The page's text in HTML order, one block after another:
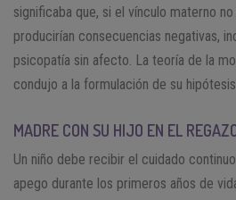
significaba que, si el vínculo materno
producirían consecuencias negativas,
psicopatía sin afecto. La teoría de la
condujo a la formulación de su
MADRE CON SU HIJO EN EL
Un niño debe recibir el cuidado
apego durante los primeros años de